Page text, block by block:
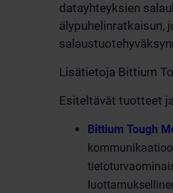
datayhteyksien
älypuhelinratkaisun,
Lisätietoja Bittium
Esiteltävät tuotteet
Bittium Tough